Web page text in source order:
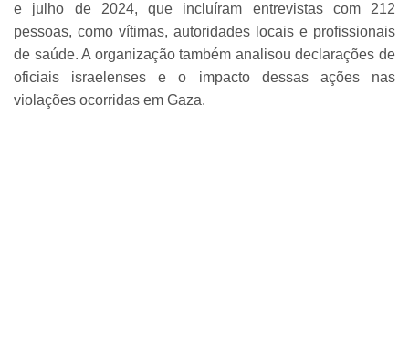
e julho de 2024, que incluíram entrevistas com 212
pessoas, como vítimas, autoridades locais e profissionais
de saúde. A organização também analisou declarações de
oficiais israelenses e o impacto dessas ações nas
violações ocorridas em Gaza.